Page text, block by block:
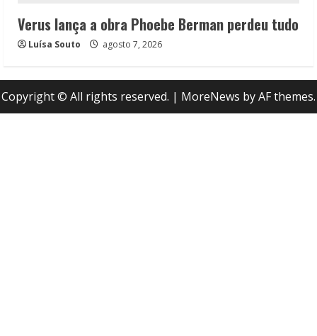
Verus lança a obra Phoebe Berman perdeu tudo
Luísa Souto agosto 7, 2026
Copyright © All rights reserved. | MoreNews by AF themes.